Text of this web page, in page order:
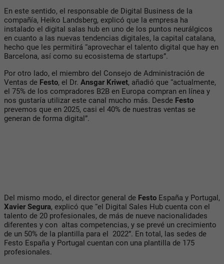
En este sentido, el responsable de Digital Business de la
compañía, Heiko Landsberg, explicó que la empresa ha
instalado el digital salas hub en uno de los puntos neurálgicos
en cuanto a las nuevas tendencias digitales, la capital catalana,
hecho que les permitirá “aprovechar el talento digital que hay en
Barcelona, así como su ecosistema de startups”.
Por otro lado, el miembro del Consejo de Administración de
Ventas de Festo, el Dr. Ansgar Kriwet, añadió que “actualmente,
el 75% de los compradores B2B en Europa compran en línea y
nos gustaría utilizar este canal mucho más. Desde Festo
prevemos que en 2025, casi el 40% de nuestras ventas se
generan de forma digital”.
Del mismo modo, el director general de Festo España y Portugal,
Xavier Segura, explicó que “el Digital Sales Hub cuenta con el
talento de 20 profesionales, de más de nueve nacionalidades
diferentes y con altas competencias, y se prevé un crecimiento
de un 50% de la plantilla para el 2022”. En total, las sedes de
Festo España y Portugal cuentan con una plantilla de 175
profesionales.